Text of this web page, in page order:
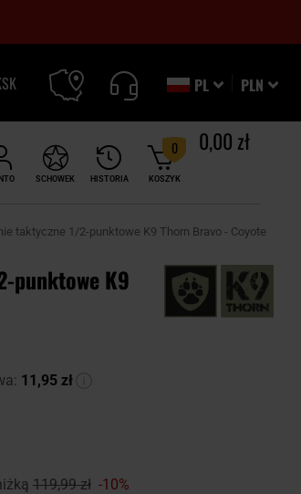
PLN
PL
HISTORIA
SCHOWEK KOSZYK
0 0,00 zł
taktyczne 1/2-punktowe K9 Thorn Bravo - Coyote
punktowe K9
11,95 zł
119,99 zł -10%